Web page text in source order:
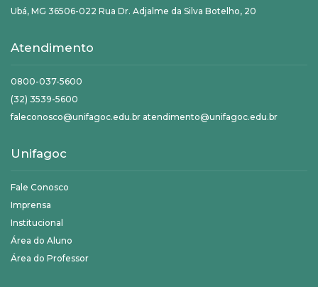
Ubá, MG 36506-022 Rua Dr. Adjalme da Silva Botelho, 20
Atendimento
0800-037-5600
(32) 3539-5600
faleconosco@unifagoc.edu.br atendimento@unifagoc.edu.br
Unifagoc
Fale Conosco
Imprensa
Institucional
Área do Aluno
Área do Professor